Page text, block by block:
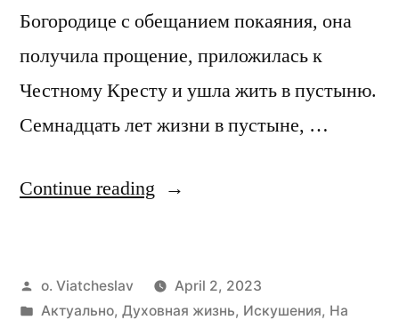
Богородице с обещанием покаяния, она
получила прощение, приложилась к
Честному Кресту и ушла жить в пустыню.
Семнадцать лет жизни в пустыне, …
Continue reading “Пример
Египетской”
Posted
by
o. Viatcheslav
April 2, 2023
Posted
Актуально, Духовная жизнь, Искушения, На